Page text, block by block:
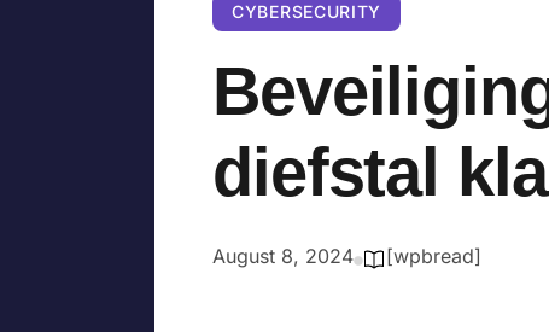
CYBERSECURITY
diefstal
August 8, 2024 [wpbread]